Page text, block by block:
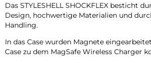
Das STYLESHELL SHOCKFLEX besticht
Design, hochwertige Materialien und
Handling.
In das Case wurden Magnete
Case zu dem MagSafe Wireless Charger